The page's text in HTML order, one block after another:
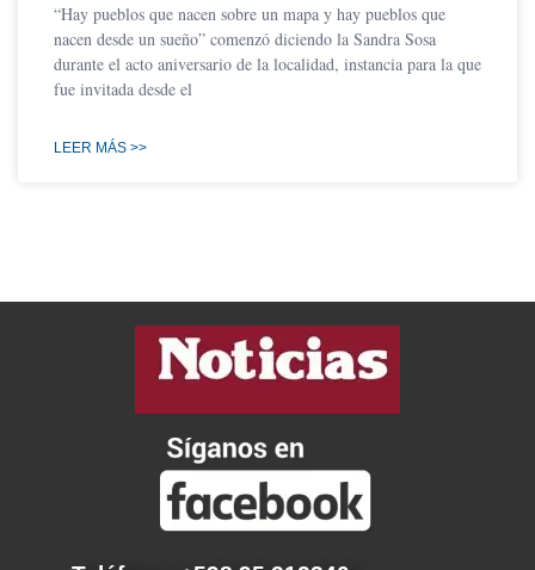
“Hay pueblos que nacen sobre un mapa y hay pueblos que
nacen desde un sueño” comenzó diciendo la Sandra Sosa
durante el acto aniversario de la localidad, instancia para la que
fue invitada desde el
LEER MÁS >>